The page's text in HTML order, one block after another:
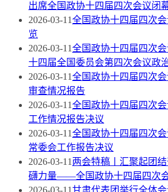
出席全国政协十四届四次会议闭
2026-03-11全国政协十四届四次
览
2026-03-11全国政协十四届四次
十四届全国委员会第四次会议政
2026-03-11全国政协十四届四次
审查情况报告
2026-03-11全国政协十四届四次
工作情况报告决议
2026-03-11全国政协十四届四次
常委会工作报告决议
2026-03-11两会特稿丨汇聚起团
礴力量——全国政协十四届四次